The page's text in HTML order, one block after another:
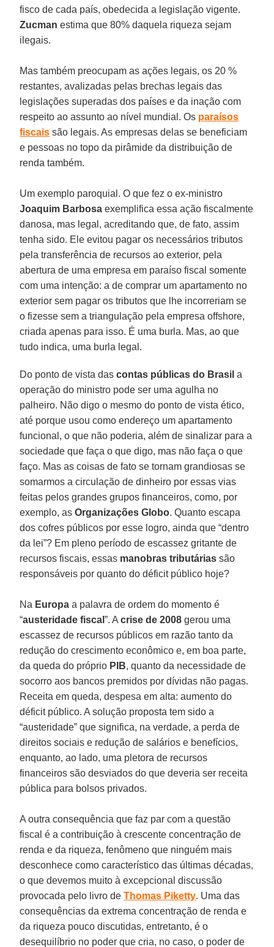
fisco de cada país, obedecida a legislação vigente.
Zucman estima que 80% daquela riqueza sejam
ilegais.
Mas também preocupam as ações legais, os 20 %
restantes, avalizadas pelas brechas legais das
legislações superadas dos países e da inação com
respeito ao assunto ao nível mundial. Os paraísos
fiscais são legais. As empresas delas se beneficiam
e pessoas no topo da pirâmide da distribuição de
renda também.
Um exemplo paroquial. O que fez o ex-ministro
Joaquim Barbosa exemplifica essa ação fiscalmente
danosa, mas legal, acreditando que, de fato, assim
tenha sido. Ele evitou pagar os necessários tributos
pela transferência de recursos ao exterior, pela
abertura de uma empresa em paraíso fiscal somente
com uma intenção: a de comprar um apartamento no
exterior sem pagar os tributos que lhe incorreriam se
o fizesse sem a triangulação pela empresa offshore,
criada apenas para isso. É uma burla. Mas, ao que
tudo indica, uma burla legal.
Do ponto de vista das contas públicas do Brasil a
operação do ministro pode ser uma agulha no
palheiro. Não digo o mesmo do ponto de vista ético,
até porque usou como endereço um apartamento
funcional, o que não poderia, além de sinalizar para a
sociedade que faça o que digo, mas não faça o que
faço. Mas as coisas de fato se tornam grandiosas se
somarmos a circulação de dinheiro por essas vias
feitas pelos grandes grupos financeiros, como, por
exemplo, asOrganizações Globo. Quanto escapa
dos cofres públicos por esse logro, ainda que “dentro
da lei”? Em pleno período de escassez gritante de
recursos fiscais, essas manobras tributárias são
responsáveis por quanto do déficit público hoje?
Na Europa a palavra de ordem do momento é
“austeridade fiscal”. Acrise de 2008 gerou uma
escassez de recursos públicos em razão tanto da
redução do crescimento econômico e, em boa parte,
da queda do próprio PIB, quanto da necessidade de
socorro aos bancos premidos por dívidas não pagas.
Receita em queda, despesa em alta: aumento do
déficit público. A solução proposta tem sido a
“austeridade” que significa, na verdade, a perda de
direitos sociais e redução de salários e benefícios,
enquanto, ao lado, uma pletora de recursos
financeiros são desviados do que deveria ser receita
pública para bolsos privados.
A outra consequência que faz par com a questão
fiscal é a contribuição à crescente concentração de
renda e da riqueza, fenômeno que ninguém mais
desconhece como característico das últimas décadas,
o que devemos muito à excepcional discussão
provocada pelo livro deThomas Piketty. Uma das
consequências da extrema concentração de renda e
da riqueza pouco discutidas, entretanto, é o
desequilíbrio no poder que cria, no caso, o poder de